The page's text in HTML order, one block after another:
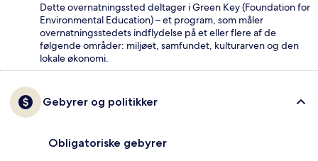
Dette overnatningssted deltager i Green Key (Foundation for
Environmental Education) – et program, som måler
overnatningsstedets indflydelse på et eller flere af de
følgende områder: miljøet, samfundet, kulturarven og den
lokale økonomi.
Gebyrer og politikker
Obligatoriske gebyrer